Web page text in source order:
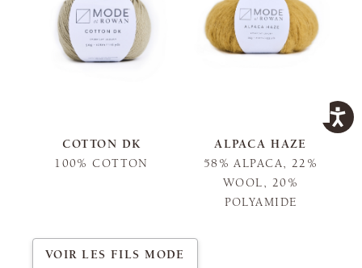
COTTON DK
100% COTTON
ALPACA HAZE
58% ALPACA, 22%
WOOL, 20%
POLYAMIDE
VOIR LES FILS MODE